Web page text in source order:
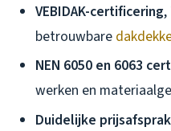
VEBIDAK-certificering
betrouwbare
NEN 6050 en 6063
werken en
Duidelijke